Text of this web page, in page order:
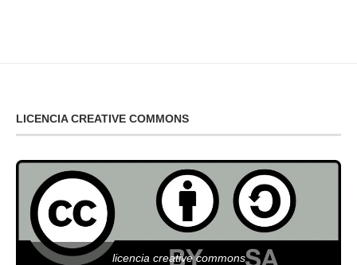
LICENCIA CREATIVE COMMONS
licencia creative commons